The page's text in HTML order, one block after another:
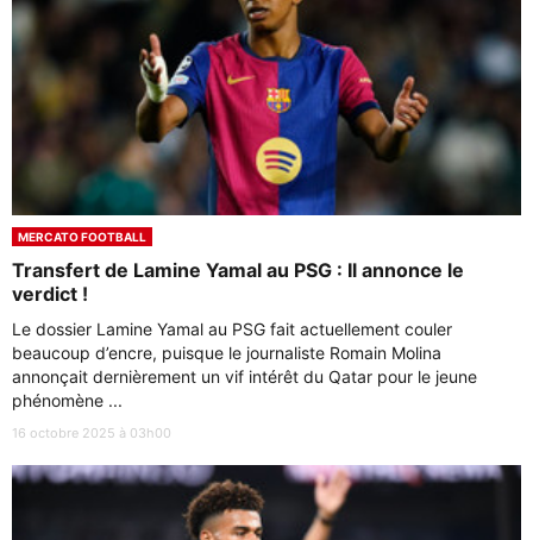
MERCATO FOOTBALL
Transfert de Lamine Yamal au PSG : Il annonce le
verdict !
Le dossier Lamine Yamal au PSG fait actuellement couler
beaucoup d’encre, puisque le journaliste Romain Molina
annonçait dernièrement un vif intérêt du Qatar pour le jeune
phénomène ...
16 octobre 2025 à 03h00